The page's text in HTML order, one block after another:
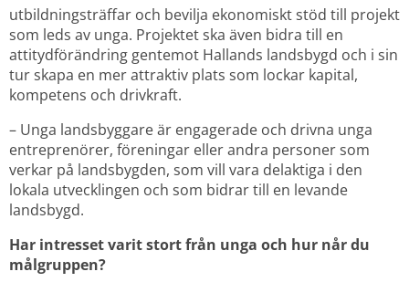
utbildningsträffar och bevilja ekonomiskt stöd till projekt
som leds av unga. Projektet ska även bidra till en
attitydförändring gentemot Hallands landsbygd och i sin
tur skapa en mer attraktiv plats som lockar kapital,
kompetens och drivkraft.
– Unga landsbyggare är engagerade och drivna unga
entreprenörer, föreningar eller andra personer som
verkar på landsbygden, som vill vara delaktiga i den
lokala utvecklingen och som bidrar till en levande
landsbygd.
Har intresset varit stort från unga och hur når du
målgruppen?